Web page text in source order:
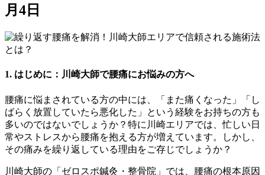
月4日
1. はじめに：川崎大師で腰痛にお悩みの方へ
腰痛に悩まされている方の中には、「また痛くなった」「し
ばらく放置していたら悪化した」という経験をお持ちの方も
多いのではないでしょうか？特に川崎エリアでは、忙しい日
常やストレスから腰痛を抱える方が増えています。しかし、
その痛みを繰り返している理由をご存じでしょうか？
川崎大師の「ゼロスポ鍼灸・整骨院」では、腰痛の根本原因